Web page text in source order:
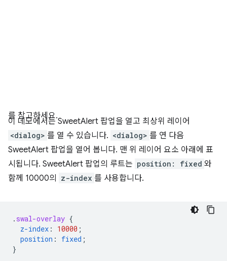
를 참고하세요.
이 데모에서는 SweetAlert 팝업을 열고 최상위 레이어
<dialog> 를 열 수 있습니다. <dialog> 를 연 다음
SweetAlert 팝업을 열어 봅니다. 맨 위 레이어 요소 아래에 표
시됩니다. SweetAlert 팝업의 루트는 position: fixed 와
함께 10000의
z-index 를 사용합니다.
. swal-overlay {
z-index : 10000 ;
position : fixed ;
}